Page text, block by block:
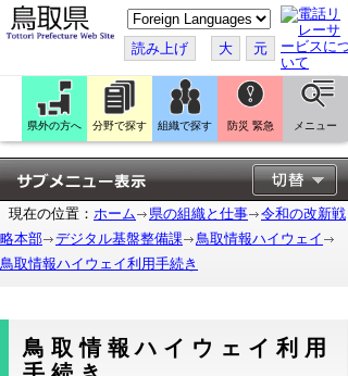
こ
の
ペ
ー
ジ
翻
訳
す
る
読み上げ 大 元
県外の方へ 分野で探す 組織で探す 防災 緊急 メニュー
現在の位置： ホーム 県の組織と仕事
令和の改新戦
略本部
デジタル基盤整備課
鳥取情報ハイウェイ
鳥取情報ハイウェイ利用手続き
鳥取情報ハイウェイ利用